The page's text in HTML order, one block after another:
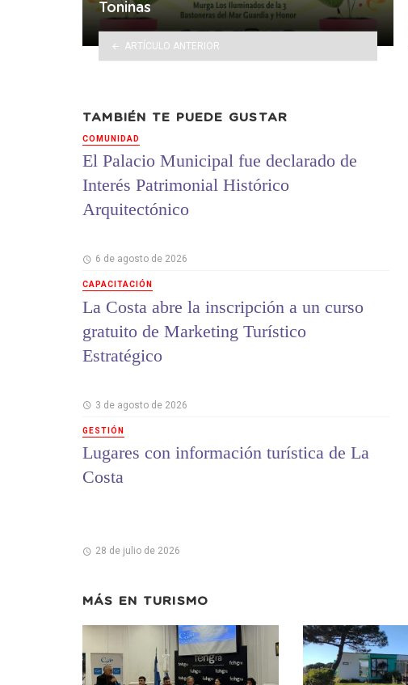
Toninas
ARTÍCULO ANTERIOR
TAMBIÉN TE PUEDE GUSTAR
COMUNIDAD
El Palacio Municipal fue declarado de
Interés Patrimonial Histórico
Arquitectónico
6 de agosto de 2026
CAPACITACIÓN
La Costa abre la inscripción a un curso
gratuito de Marketing Turístico
Estratégico
3 de agosto de 2026
GESTIÓN
Lugares con información turística de La
Costa
28 de julio de 2026
MÁS EN TURISMO